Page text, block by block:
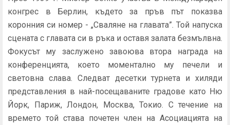
конгрес в Берлин, където за пръв път показва
коронния си номер - „Сваляне на главата”. Той напуска
сцената с главата си в ръка и оставя залата безмълвна.
Фокусът му заслужено завоюва втора награда на
конференцията, което моментално му печели и
световна слава. Следват десетки турнета и хиляди
представления в най-посещаваните градове като Ню
Йорк, Париж, Лондон, Москва, Токио. С течение на
времето той става почетен член на Асоциацията на